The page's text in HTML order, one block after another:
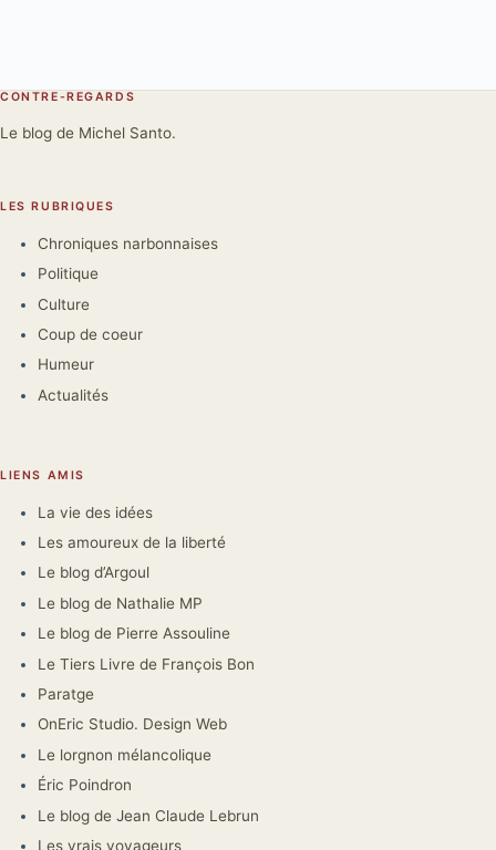
CONTRE-REGARDS
Le blog de Michel Santo.
LES RUBRIQUES
Chroniques narbonnaises
Politique
Culture
Coup de coeur
Humeur
Actualités
LIENS AMIS
La vie des idées
Les amoureux de la liberté
Le blog d’Argoul
Le blog de Nathalie MP
Le blog de Pierre Assouline
Le Tiers Livre de François Bon
Paratge
OnEric Studio. Design Web
Le lorgnon mélancolique
Éric Poindron
Le blog de Jean Claude Lebrun
Les vrais voyageurs